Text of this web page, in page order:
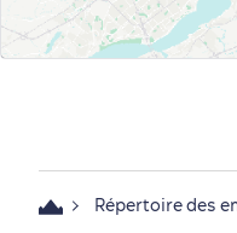
Répertoire des